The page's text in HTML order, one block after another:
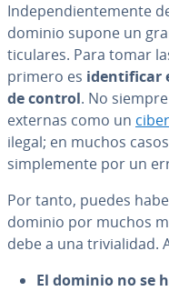
In­de­pe­n­die­n­te­me­n­te
dominio supone un
ti­cu­la­res. Para tomar
primero es ide­n­ti­fi­car
de control. No
externas como un
ilegal; en muchos
si­m­ple­me­n­te por un
Por tanto, puedes
dominio por muchos
debe a una tri­via­li­dad.
El dominio no se